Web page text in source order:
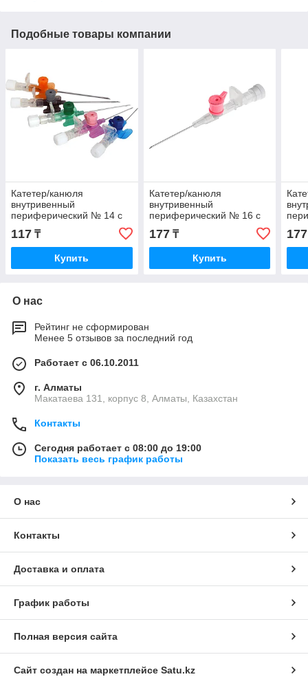
Подобные товары компании
Катетер/канюля
внутривенный
периферический № 14 с
117 ₸
Купить
Катетер/канюля
внутривенный
периферический № 16 с
177₸
Купить
177
О нас
Рейтинг не сформирован
Менее 5 отзывов за последний год
Работает с 06.10.2011
г. Алматы
Макатаева 131, корпус 8, Алматы, Казахстан
Контакты
Сегодня работает с 08:00 до 19:00
Показать весь график работы
О нас
Контакты
Доставка и оплата
График работы
Полная версия сайта
Сайт создан на маркетплейсе Satu.kz